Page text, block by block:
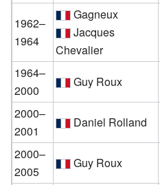
1962–
1964
Gagneux
Jacques
Chevalier
1964–
2000
Guy Roux
2000–
2001
Daniel Rolland
2000–
2005
Guy Roux